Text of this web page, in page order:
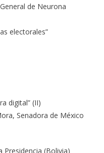
de Neurona
electorales”
digital” (II)
Senadora de México
Presidencia (Bolivia)